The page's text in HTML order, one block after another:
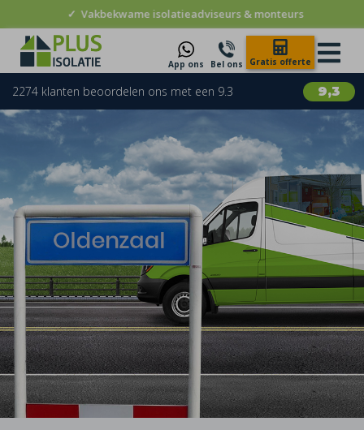
✓ Vakbekwame isolatieadviseurs & monteurs
App ons Bel ons Gratis offerte
9,3
2274 klanten beoordelen ons met een 9.3